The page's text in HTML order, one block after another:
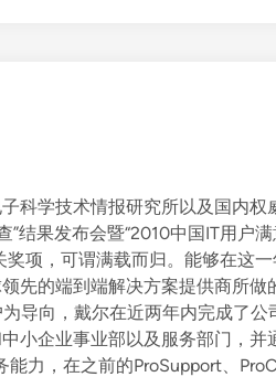
科学技术情报研究所以及国内权
结果发布会暨“2010中国IT用户
项，可谓满载而归。能够在这
先的端到端解决方案提供商所做
导向，戴尔在近两年内完成了公
小企业事业部以及服务部门，并
能力，在之前的ProSupport、